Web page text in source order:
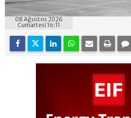
08 Ağustos 2026
Cumartesi 16:11